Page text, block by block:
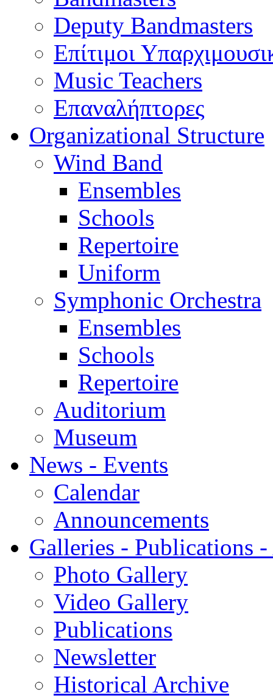
Deputy Bandmasters
Επίτιμοι
Music Teachers
Επαναλήπτορες
Organizational Structure
Wind Band
Ensembles
Schools
Repertoire
Uniform
Symphonic Orchestra
Ensembles
Schools
Repertoire
Auditorium
Museum
News - Events
Calendar
Announcements
Galleries - Publications
Photo Gallery
Video Gallery
Publications
Newsletter
Historical Archive